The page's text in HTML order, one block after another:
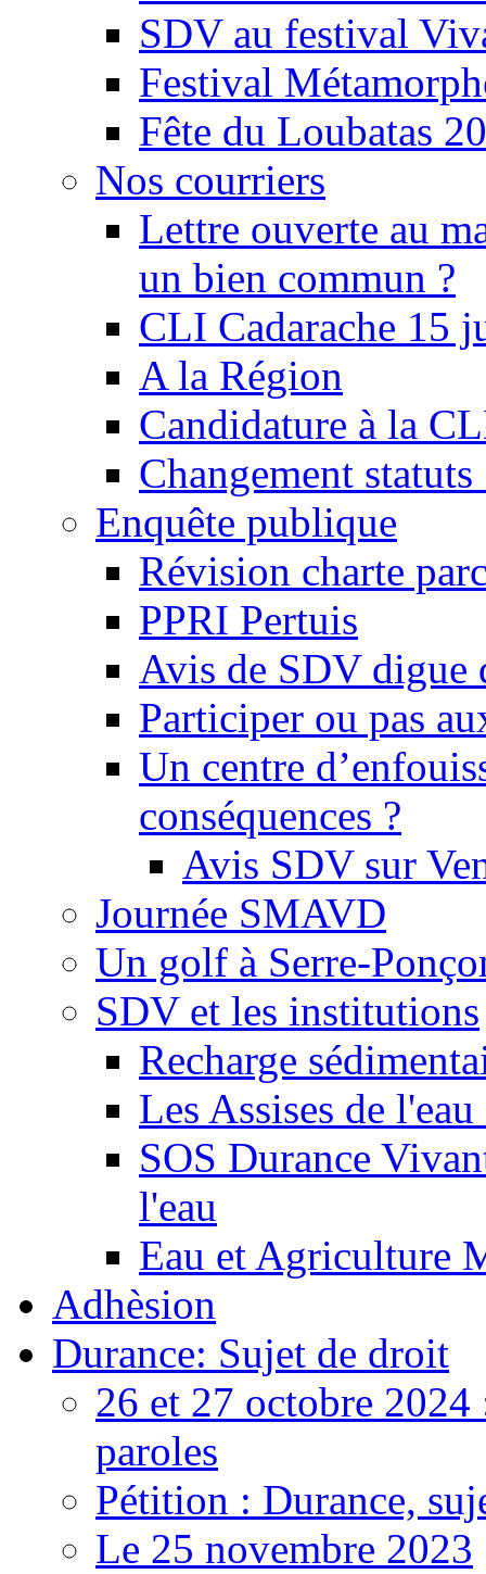
SDV au festival
Festival
Fête du Loubatas
Nos courriers
Lettre ouverte au
un bien commun ?
CLI Cadarache 15
A la Région
Candidature à la
Changement
Enquête publique
Révision charte
PPRI Pertuis
Avis de SDV digue
Participer ou pas
Un centre
conséquences ?
Avis SDV sur
Journée SMAVD
Un golf à Serre-
SDV et les institutions
Recharge
Les Assises de
SOS Durance
l'eau
Eau et Agriculture
Adhèsion
Durance: Sujet de droit
26 et 27 octobre 2024
paroles
Pétition : Durance,
Le 25 novembre 2023